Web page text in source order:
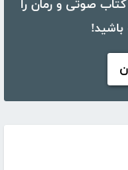
بیش از ۵۰،۰۰۰ کتاب، کتاب صوتی و رمان را